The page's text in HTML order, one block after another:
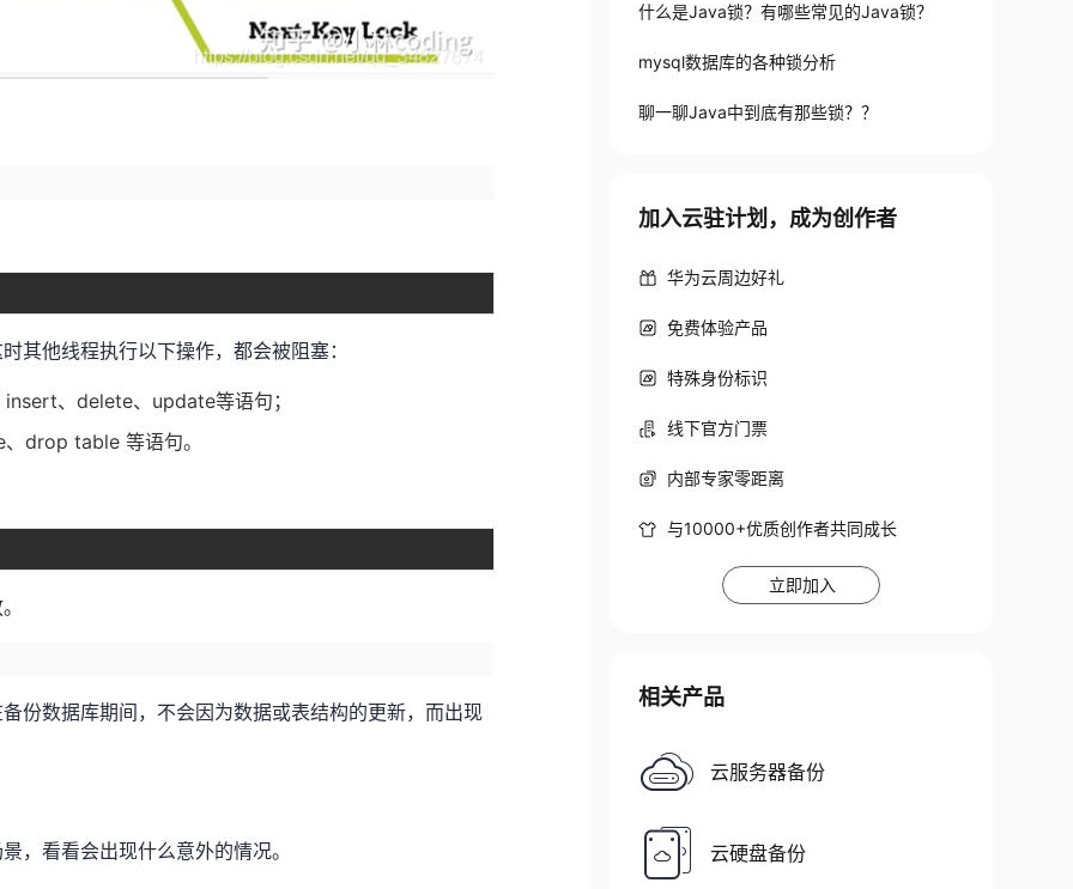
其他线程执行以下操作，都会被阻塞：
、delete、update等语句；
drop table 等语句。
份数据库期间，不会因为数据或表结构的更新，而出现
，看看会出现什么意外的情况。
什么是Java锁？有哪些常见的Java锁？
mysql数据库的各种锁分析
聊一聊Java中到底有那些锁？？
加入云驻计划，成为创作者
华为云周边好礼
免费体验产品
特殊身份标识
线下官方门票
内部专家零距离
与10000+优质创作者共同成长
立即加入
相关产品
云服务器备份
云硬盘备份